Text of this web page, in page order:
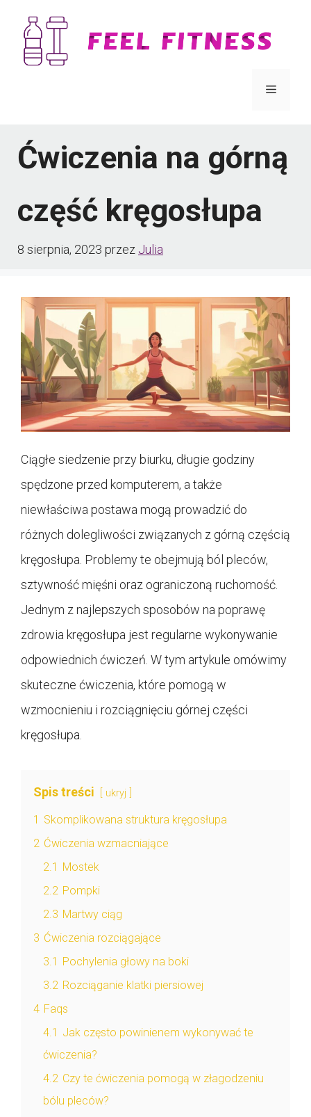
treści
Menu
Ćwiczenia na górną
część kręgosłupa
8 sierpnia, 2023 przez Julia
Ciągłe siedzenie przy biurku, długie godziny
spędzone przed komputerem, a także
niewłaściwa postawa mogą prowadzić do
różnych dolegliwości związanych z górną częścią
kręgosłupa. Problemy te obejmują ból pleców,
sztywność mięśni oraz ograniczoną ruchomość.
Jednym z najlepszych sposobów na poprawę
zdrowia kręgosłupa jest regularne wykonywanie
odpowiednich ćwiczeń. W tym artykule omówimy
skuteczne ćwiczenia, które pomogą w
wzmocnieniu i rozciągnięciu górnej części
kręgosłupa.
Spis treści ukryj
1 Skomplikowana struktura kręgosłupa
2 Ćwiczenia wzmacniające
2.1 Mostek
2.2 Pompki
2.3 Martwy ciąg
3 Ćwiczenia rozciągające
3.1 Pochylenia głowy na boki
3.2 Rozciąganie klatki piersiowej
4 Faqs
4.1 Jak często powinienem wykonywać te
ćwiczenia?
4.2 Czy te ćwiczenia pomogą w złagodzeniu
bólu pleców?